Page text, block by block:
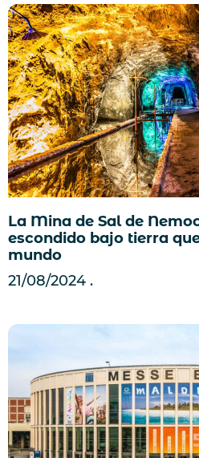
La Mina de Sal de
escondido bajo tierra
mundo
21/08/2024